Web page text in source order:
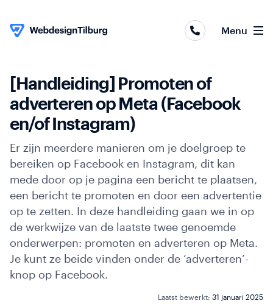
Skip to content
Menu
Websites
Online
marketing
Portfolio
Over
ons
Contact
Blog
[Handleiding] Promoten of
adverteren op Meta (Facebook
en/of Instagram)
Er zijn meerdere manieren om je doelgroep te
bereiken op Facebook en Instagram, dit kan
mede door op je pagina een bericht te plaatsen,
een bericht te promoten en door een advertentie
op te zetten. In deze handleiding gaan we in op
de werkwijze van de laatste twee genoemde
onderwerpen: promoten en adverteren op Meta.
Je kunt ze beide vinden onder de ‘adverteren’-
knop op Facebook.
Laatst bewerkt: 31 januari 2025